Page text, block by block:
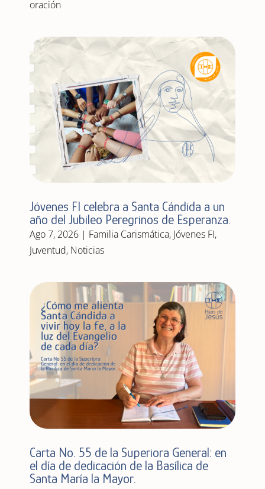
oración
Jóvenes FI celebra a Santa Cándida a un
año del Jubileo Peregrinos de Esperanza.
Ago 7, 2026| Familia Carismática, Jóvenes FI,
Juventud, Noticias
Carta No. 55 de la Superiora General: en
el día de dedicación de la Basílica de
Santa María la Mayor.